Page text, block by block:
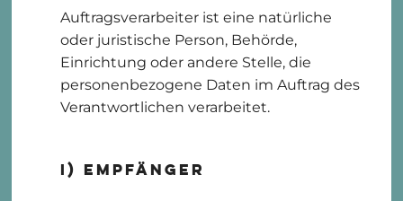
Auftragsverarbeiter ist eine natürliche
oder juristische Person, Behörde,
Einrichtung oder andere Stelle, die
personenbezogene Daten im Auftrag des
Verantwortlichen verarbeitet.
i) Empfänger